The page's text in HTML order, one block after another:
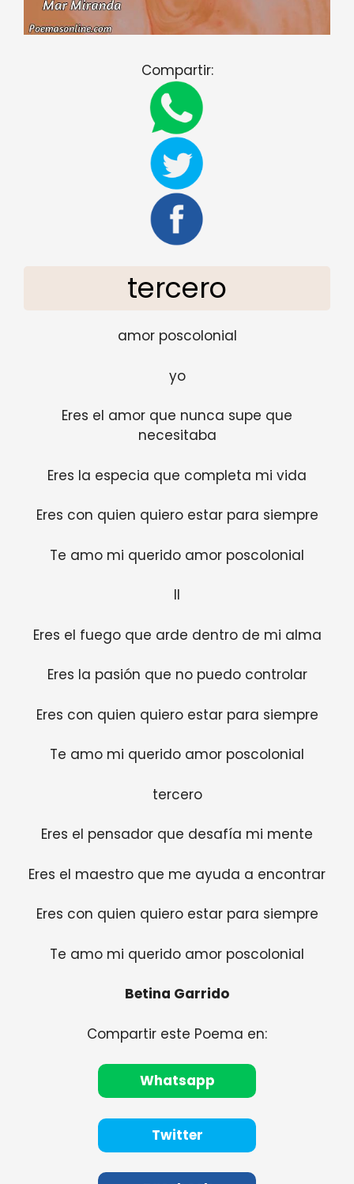
Compartir:
tercero
amor poscolonial
yo
Eres el amor que nunca supe que
necesitaba
Eres la especia que completa mi vida
Eres con quien quiero estar para siempre
Te amo mi querido amor poscolonial
II
Eres el fuego que arde dentro de mi alma
Eres la pasión que no puedo controlar
Eres con quien quiero estar para siempre
Te amo mi querido amor poscolonial
tercero
Eres el pensador que desafía mi mente
Eres el maestro que me ayuda a encontrar
Eres con quien quiero estar para siempre
Te amo mi querido amor poscolonial
Betina Garrido
Compartir este Poema en:
Whatsapp
Twitter